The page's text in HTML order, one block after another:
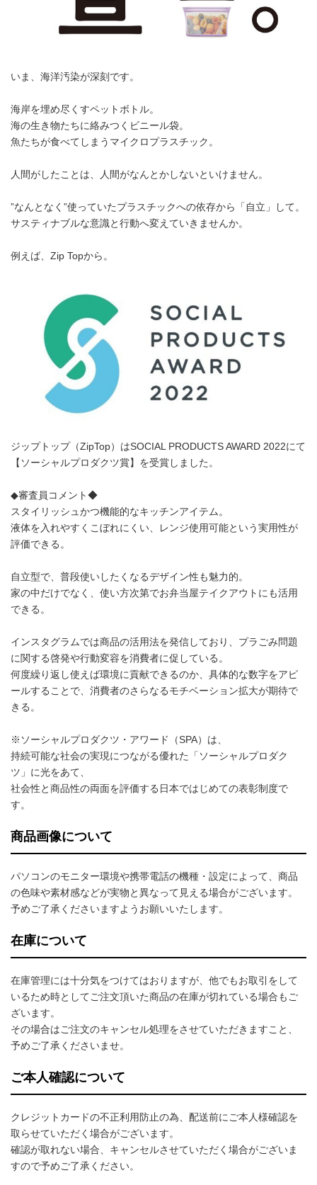
いま、海洋汚染が深刻です。
海岸を埋め尽くすペットボトル。
海の生き物たちに絡みつくビニール袋。
魚たちが食べてしまうマイクロプラスチック。
人間がしたことは、人間がなんとかしないといけません。
”なんとなく”使っていたプラスチックへの依存から「自立」して。
サスティナブルな意識と行動へ変えていきませんか。
例えば、Zip Topから。
ジップトップ（ZipTop）はSOCIAL PRODUCTS AWARD 2022にて
【ソーシャルプロダクツ賞】を受賞しました。
◆審査員コメント◆
スタイリッシュかつ機能的なキッチンアイテム。
液体を入れやすくこぼれにくい、レンジ使用可能という実用性が
評価できる。
自立型で、普段使いしたくなるデザイン性も魅力的。
家の中だけでなく、使い方次第でお弁当屋テイクアウトにも活用
できる。
インスタグラムでは商品の活用法を発信しており、プラごみ問題
に関する啓発や行動変容を消費者に促している。
何度繰り返し使えば環境に貢献できるのか、具体的な数字をアピ
ールすることで、消費者のさらなるモチベーション拡大が期待で
きる。
※ソーシャルプロダクツ・アワード（SPA）は、
持続可能な社会の実現につながる優れた「ソーシャルプロダク
ツ」に光をあて、
社会性と商品性の両面を評価する日本ではじめての表彰制度で
す。
商品画像について
パソコンのモニター環境や携帯電話の機種・設定によって、商品
の色味や素材感などが実物と異なって見える場合がございます。
予めご了承くださいますようお願いいたします。
在庫について
在庫管理には十分気をつけてはおりますが、他でもお取引をして
いるため時としてご注文頂いた商品の在庫が切れている場合もご
ざいます。
その場合はご注文のキャンセル処理をさせていただきますこと、
予めご了承くださいませ。
ご本人確認について
クレジットカードの不正利用防止の為、配送前にご本人様確認を
取らせていただく場合がございます。
確認が取れない場合、キャンセルさせていただく場合がございま
すので予めご了承ください。